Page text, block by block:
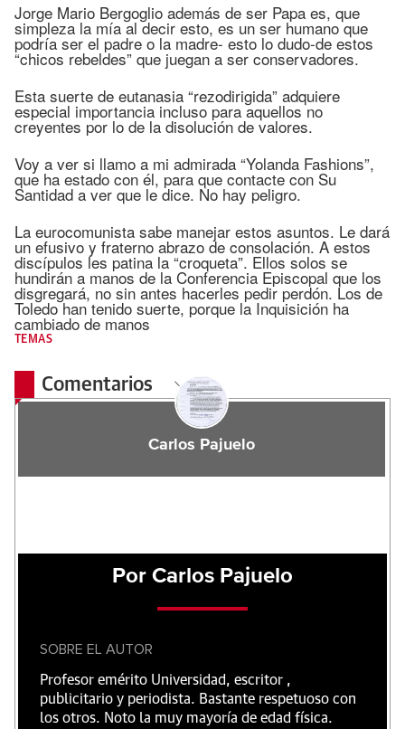
Jorge Mario Bergoglio además de ser Papa es, que
simpleza la mía al decir esto, es un ser humano que
podría ser el padre o la madre- esto lo dudo-de estos
“chicos rebeldes” que juegan a ser conservadores.
Esta suerte de eutanasia “rezodirigida” adquiere
especial importancia incluso para aquellos no
creyentes por lo de la disolución de valores.
Voy a ver si llamo a mi admirada “Yolanda Fashions”,
que ha estado con él, para que contacte con Su
Santidad a ver que le dice. No hay peligro.
La eurocomunista sabe manejar estos asuntos. Le dará
un efusivo y fraterno abrazo de consolación. A estos
discípulos les patina la “croqueta”. Ellos solos se
hundirán a manos de la Conferencia Episcopal que los
disgregará, no sin antes hacerles pedir perdón. Los de
Toledo han tenido suerte, porque la Inquisición ha
cambiado de manos
TEMAS
Comentarios
Carlos Pajuelo
Por Carlos Pajuelo
SOBRE EL AUTOR
Profesor emérito Universidad, escritor ,
publicitario y periodista. Bastante respetuoso con
los otros. Noto la muy mayoría de edad física.